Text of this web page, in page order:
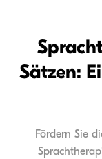
Sätzen:
Fördern Sie